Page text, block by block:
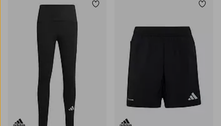
Tilføj til favoritter